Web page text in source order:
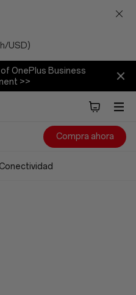
USD)
OnePlus Business
>>
Compra ahora
Conectividad